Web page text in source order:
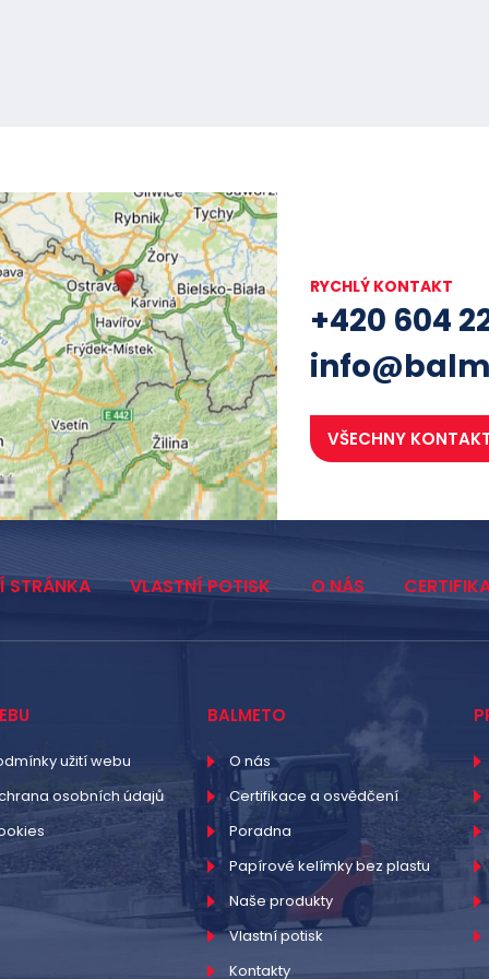
RYCHLÝ KONTAKT
+420 604
VŠECHNY
STRÁNKA VLASTNÍ POTISK O NÁS
užití webu
osobních údajů
BALMETO
O nás
Certifikace a osvědčení
Poradna
Papírové kelímky bez plastu
Naše produkty
Vlastní potisk
Kontakty